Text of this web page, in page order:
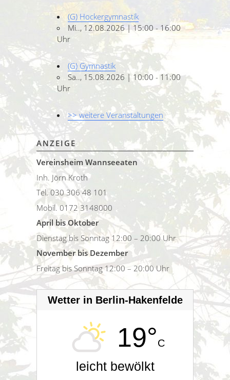
(G) Hockergymnastik
Mi.., 12.08.2026 | 15:00 - 16:00
Uhr
(G) Gymnastik
Sa.., 15.08.2026 | 10:00 - 11:00
Uhr
>> weitere Veranstaltungen
ANZEIGE
Vereinsheim Wannseeaten
Inh. Jörn Kroth
Tel. 030 306 48 101
Mobil. 0172 3148000
April bis Oktober
Dienstag bis Sonntag 12:00 – 20:00 Uhr
November bis Dezember
Freitag bis Sonntag 12:00 – 20:00 Uhr
Wetter in Berlin-Hakenfelde
19°C
leicht bewölkt